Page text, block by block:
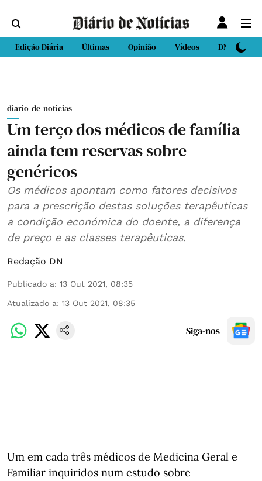
Edição Diária Últimas Opinião Vídeos DN Sport
diario-de-noticias
Um terço dos médicos de família
ainda tem reservas sobre
genéricos
Os médicos apontam como fatores decisivos
para a prescrição destas soluções terapêuticas
a condição económica do doente, a diferença
de preço e as classes terapêuticas.
Redação DN
Publicado a: 13 Out 2021, 08:35
Atualizado a: 13 Out 2021, 08:35
Siga-nos
Um em cada três médicos de Medicina Geral e
Familiar inquiridos num estudo sobre